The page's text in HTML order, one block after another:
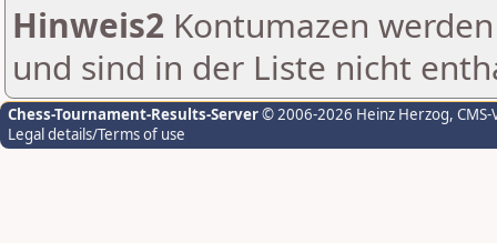
Hinweis2 Kontumazen
und sind in der Liste nicht
Chess-Tournament-Results-Server© 2006-2026 Heinz Herzog,
Legal details/Terms of use